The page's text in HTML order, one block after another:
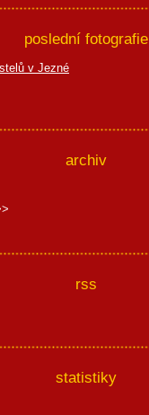
poslední fotografie
v Jezné
archiv
rss
statistiky